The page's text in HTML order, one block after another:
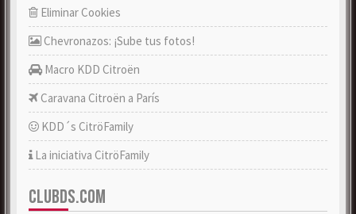
Eliminar Cookies
Chevronazos: ¡Sube tus fotos!
Macro KDD Citroën
Caravana Citroën a París
KDD´s CitröFamily
La iniciativa CitröFamily
CLUBDS.COM